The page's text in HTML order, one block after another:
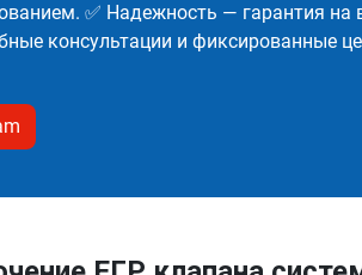
✅ Надежность — гарантия на
консультации и фиксированные